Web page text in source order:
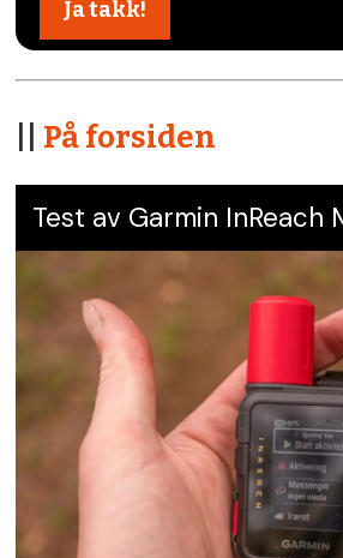
På forsiden
Test av Garmin InReach